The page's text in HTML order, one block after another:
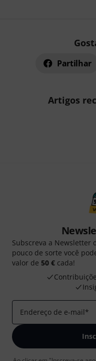
Partilhar
Artigos
Subscreva a Newsletter
pouco de sorte você
valor de 50 € cada!
Endereço de e-mail*